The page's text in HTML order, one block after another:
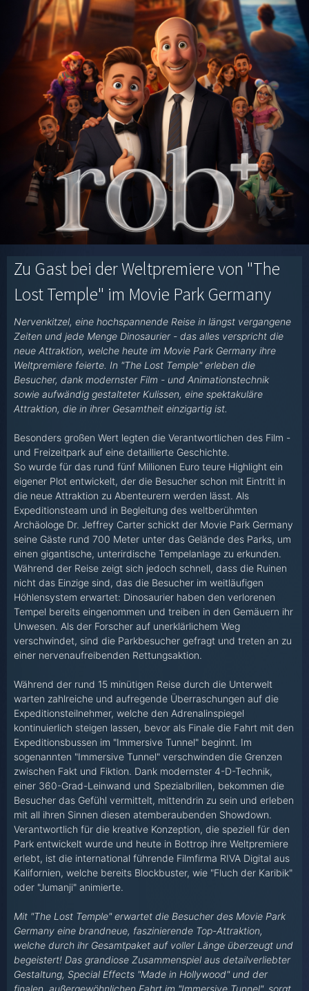
Zu Gast bei der Weltpremiere von "The
Lost Temple" im Movie Park Germany
Nervenkitzel, eine hochspannende Reise in längst vergangene
Zeiten und jede Menge Dinosaurier - das alles verspricht die
neue Attraktion, welche heute im Movie Park Germany ihre
Weltpremiere feierte. In "The Lost Temple" erleben die
Besucher, dank modernster Film - und Animationstechnik
sowie aufwändig gestalteter Kulissen, eine spektakuläre
Attraktion, die in ihrer Gesamtheit einzigartig ist.
Besonders großen Wert legten die Verantwortlichen des Film -
und Freizeitpark auf eine detaillierte Geschichte.
So wurde für das rund fünf Millionen Euro teure Highlight ein
eigener Plot entwickelt, der die Besucher schon mit Eintritt in
die neue Attraktion zu Abenteurern werden lässt. Als
Expeditionsteam und in Begleitung des weltberühmten
Archäologe Dr. Jeffrey Carter schickt der Movie Park Germany
seine Gäste rund 700 Meter unter das Gelände des Parks, um
einen gigantische, unterirdische Tempelanlage zu erkunden.
Während der Reise zeigt sich jedoch schnell, dass die Ruinen
nicht das Einzige sind, das die Besucher im weitläufigen
Höhlensystem erwartet: Dinosaurier haben den verlorenen
Tempel bereits eingenommen und treiben in den Gemäuern ihr
Unwesen. Als der Forscher auf unerklärlichem Weg
verschwindet, sind die Parkbesucher gefragt und treten an zu
einer nervenaufreibenden Rettungsaktion.
Während der rund 15 minütigen Reise durch die Unterwelt
warten zahlreiche und aufregende Überraschungen auf die
Expeditionsteilnehmer, welche den Adrenalinspiegel
kontinuierlich steigen lassen, bevor als Finale die Fahrt mit den
Expeditionsbussen im "Immersive Tunnel" beginnt. Im
sogenannten "Immersive Tunnel" verschwinden die Grenzen
zwischen Fakt und Fiktion. Dank modernster 4-D-Technik,
einer 360-Grad-Leinwand und Spezialbrillen, bekommen die
Besucher das Gefühl vermittelt, mittendrin zu sein und erleben
mit all ihren Sinnen diesen atemberaubenden Showdown.
Verantwortlich für die kreative Konzeption, die speziell für den
Park entwickelt wurde und heute in Bottrop ihre Weltpremiere
erlebt, ist die international führende Filmfirma RIVA Digital aus
Kalifornien, welche bereits Blockbuster, wie "Fluch der Karibik"
oder "Jumanji" animierte.
Mit "The Lost Temple" erwartet die Besucher des Movie Park
Germany eine brandneue, faszinierende Top-Attraktion,
welche durch ihr Gesamtpaket auf voller Länge überzeugt und
begeistert! Das grandiose Zusammenspiel aus detailverliebter
Gestaltung, Special Effects "Made in Hollywood" und der